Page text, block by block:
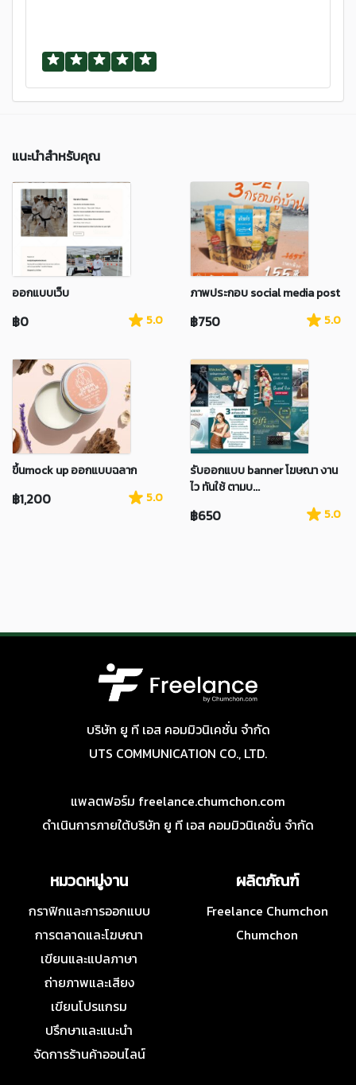
แนะนำสำหรับคุณ
ออกแบบเว็บ
฿0 5.0
ภาพประกอบ social media post
฿750 5.0
ขึ้นmock up ออกแบบฉลาก
฿1,200 5.0
รับออกแบบ banner โฆษณา งาน
ไว ทันใช้ ตามบ...
฿650 5.0
บริษัท ยู ที เอส คอมมิวนิเคชั่น จำกัด
UTS COMMUNICATION CO., LTD.
แพลตฟอร์ม freelance.chumchon.com
ดำเนินการภายใต้บริษัท ยู ที เอส คอมมิวนิเคชั่น จำกัด
หมวดหมู่งาน
กราฟิกและการออกแบบ
การตลาดและโฆษณา
เขียนและแปลภาษา
ถ่ายภาพและเสียง
เขียนโปรแกรม
ปรึกษาและแนะนำ
จัดการร้านค้าออนไลน์
ผลิตภัณฑ์
Freelance Chumchon
Chumchon